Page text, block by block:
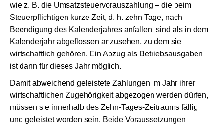
wie z. B. die Umsatzsteuervorauszahlung – die beim
Steuerpflichtigen kurze Zeit, d. h. zehn Tage, nach
Beendigung des Kalenderjahres anfallen, sind als in dem
Kalenderjahr abgeflossen anzusehen, zu dem sie
wirtschaftlich gehören. Ein Abzug als Betriebsausgaben
ist dann für dieses Jahr möglich.
Damit abweichend geleistete Zahlungen im Jahr ihrer
wirtschaftlichen Zugehörigkeit abgezogen werden dürfen,
müssen sie innerhalb des Zehn-Tages-Zeitraums fällig
und geleistet worden sein. Beide Voraussetzungen